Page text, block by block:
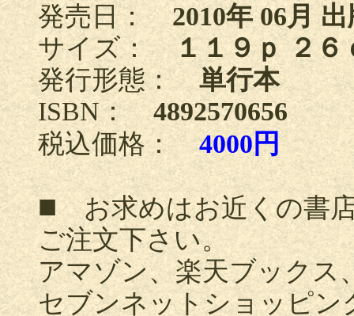
発売日：2010年 06月
サイズ：１１９ｐ ２６
発行形態：単行本
ISBN：4892570656
税込価格：4000円
■お求めはお近くの書
ご注文下さい。
アマゾン、楽天ブックス
セブンネットショッピン